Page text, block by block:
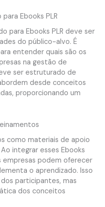
Ebooks PLR
para Ebooks PLR deve ser
do público-alvo. É
entender quais são os
na gestão de
ser estruturado de
desde conceitos
proporcionando um
como materiais de apoio
integrar esses Ebooks
empresas podem oferecer
o aprendizado. Isso
participantes, mas
dos conceitos